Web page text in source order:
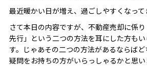
最近暖かい日が増え、過ごしやすくなって
さて本日の内容ですが、不動産売却に係
先行」という二つの方法を耳にした方も
す。じゃあその二つの方法があるならば
疑問をお持ちの方がいらっしゃるかと思い